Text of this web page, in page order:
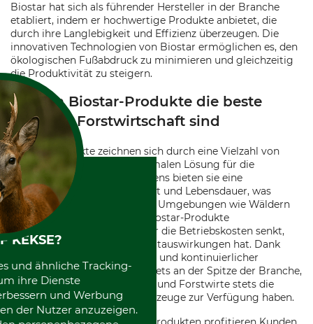
Biostar hat sich als führender Hersteller in der Branche
etabliert, indem er hochwertige Produkte anbietet, die
durch ihre Langlebigkeit und Effizienz überzeugen. Die
innovativen Technologien von Biostar ermöglichen es, den
ökologischen Fußabdruck zu minimieren und gleichzeitig
die Produktivität zu steigern.
Warum Biostar-Produkte die beste
Wahl für Forstwirtschaft sind
Biostar-Produkte zeichnen sich durch eine Vielzahl von
Vorteilen aus, die sie zur optimalen Lösung für die
Forstwirtschaft machen. Erstens bieten sie eine
herausragende Zuverlässigkeit und Lebensdauer, was
besonders in anspruchsvollen Umgebungen wie Wäldern
wichtig ist. Außerdem sind Biostar-Produkte
energieeffizient, was nicht nur die Betriebskosten senkt,
sondern auch weniger Umweltauswirkungen hat. Dank
fortschrittlicher Technologien und kontinuierlicher
Innovationen bleibt Biostar stets an der Spitze der Branche,
was bedeutet, dass Landwirte und Forstwirte stets die
besten und modernsten Werkzeuge zur Verfügung haben.
KEKSE?
und ähnliche Tracking-
ihre Dienste
und Werbung
der Nutzer anzuzeigen.